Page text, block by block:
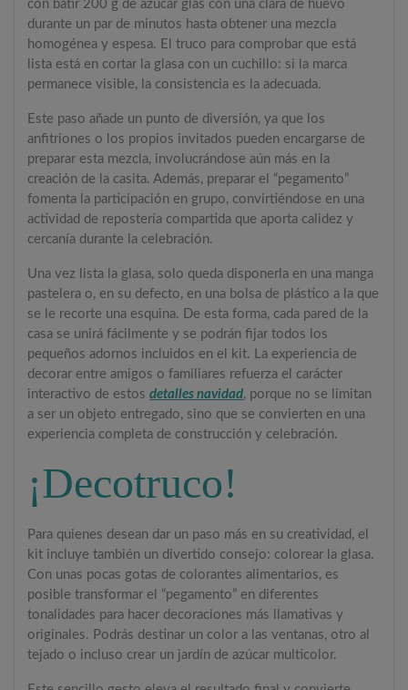
con batir 200 g de azúcar glas con una clara de huevo
durante un par de minutos hasta obtener una mezcla
homogénea y espesa. El truco para comprobar que está
lista está en cortar la glasa con un cuchillo: si la marca
permanece visible, la consistencia es la adecuada.
Este paso añade un punto de diversión, ya que los
anfitriones o los propios invitados pueden encargarse de
preparar esta mezcla, involucrándose aún más en la
creación de la casita. Además, preparar el “pegamento”
fomenta la participación en grupo, convirtiéndose en una
actividad de repostería compartida que aporta calidez y
cercanía durante la celebración.
Una vez lista la glasa, solo queda disponerla en una manga
pastelera o, en su defecto, en una bolsa de plástico a la que
se le recorte una esquina. De esta forma, cada pared de la
casa se unirá fácilmente y se podrán fijar todos los
pequeños adornos incluidos en el kit. La experiencia de
decorar entre amigos o familiares refuerza el carácter
interactivo de estosdetalles navidad, porque no se limitan
a ser un objeto entregado, sino que se convierten en una
experiencia completa de construcción y celebración.
¡Decotruco!
Para quienes desean dar un paso más en su creatividad, el
kit incluye también un divertido consejo: colorear la glasa.
Con unas pocas gotas de colorantes alimentarios, es
posible transformar el “pegamento” en diferentes
tonalidades para hacer decoraciones más llamativas y
originales. Podrás destinar un color a las ventanas, otro al
tejado o incluso crear un jardín de azúcar multicolor.